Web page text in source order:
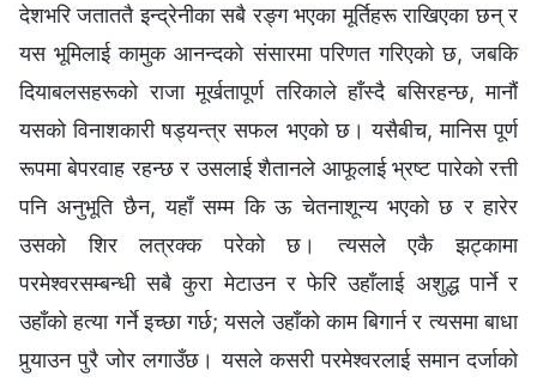
देशभरि जताततै इन्द्रेनीका सबै रङ्ग भएका मूर्तिहरू राखिएका छन् र
यस भूमिलाई कामुक आनन्दको संसारमा परिणत गरिएको छ, जबकि
दियाबलसहरूको राजा मूर्खतापूर्ण तरिकाले हाँस्दै बसिरहन्‍छ, मानौं
यसको विनाशकारी षड्यन्त्र सफल भएको छ। यसैबीच, मानिस पूर्ण
रूपमा बेपरवाह रहन्छ र उसलाई शैतानले आफूलाई भ्रष्ट पारेको रत्ती
पनि अनुभूति छैन, यहाँ सम्म कि ऊ चेतनाशून्य भएको छ र हारेर
उसको शिर लत्रक्‍क परेको छ। त्यसले एकै झट्कामा
परमेश्‍वरसम्बन्धी सबै कुरा मेटाउन र फेरि उहाँलाई अशुद्ध पार्ने र
उहाँको हत्या गर्ने इच्छा गर्छ; यसले उहाँको काम बिगार्न र त्यसमा बाधा
पुर्‍याउन पुरै जोर लगाउँछ। यसले कसरी परमेश्‍वरलाई समान दर्जाको